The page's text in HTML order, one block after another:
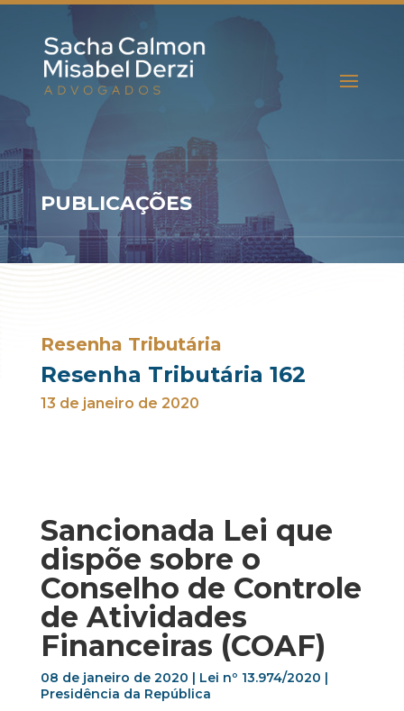
PUBLICAÇÕES
Resenha Tributária
Resenha Tributária 162
13 de janeiro de 2020
Sancionada Lei que
dispõe sobre o
Conselho de Controle
de Atividades
Financeiras (COAF)
08 de janeiro de 2020 | Lei nº 13.974/2020 |
Presidência da República